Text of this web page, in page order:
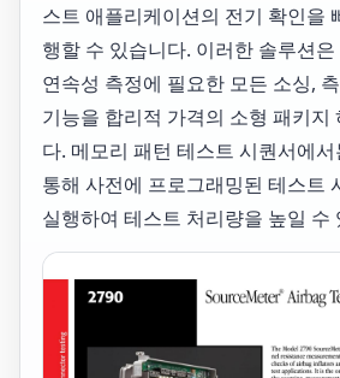
스트 애플리케이션의 전기 확인을
행할 수 있습니다. 이러한 솔루션
연속성 측정에 필요한 모든 소싱,
기능을 합리적 가격의 소형 패키지
다. 메모리 패턴 테스트 시퀀서에
통해 사전에 프로그래밍된 테스트
실행하여 테스트 처리량을 높일 수